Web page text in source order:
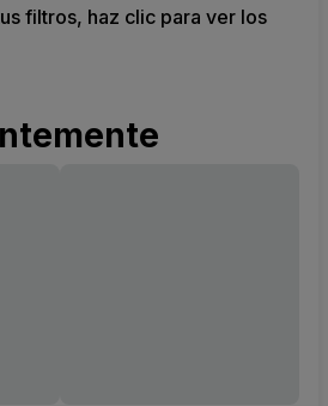
filtros, haz clic para ver los